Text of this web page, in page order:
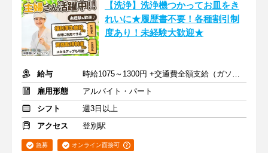
【洗浄】洗浄機つかってお皿をき
れいに★履歴書不要！各種割引制
度あり！未経験大歓迎★
給与
時給1075～1300円 +交通費全額支給（ガソリン代も支給）
雇用形態
アルバイト・パート
シフト
週3日以上
アクセス
登別駅
急募 オンライン面接可